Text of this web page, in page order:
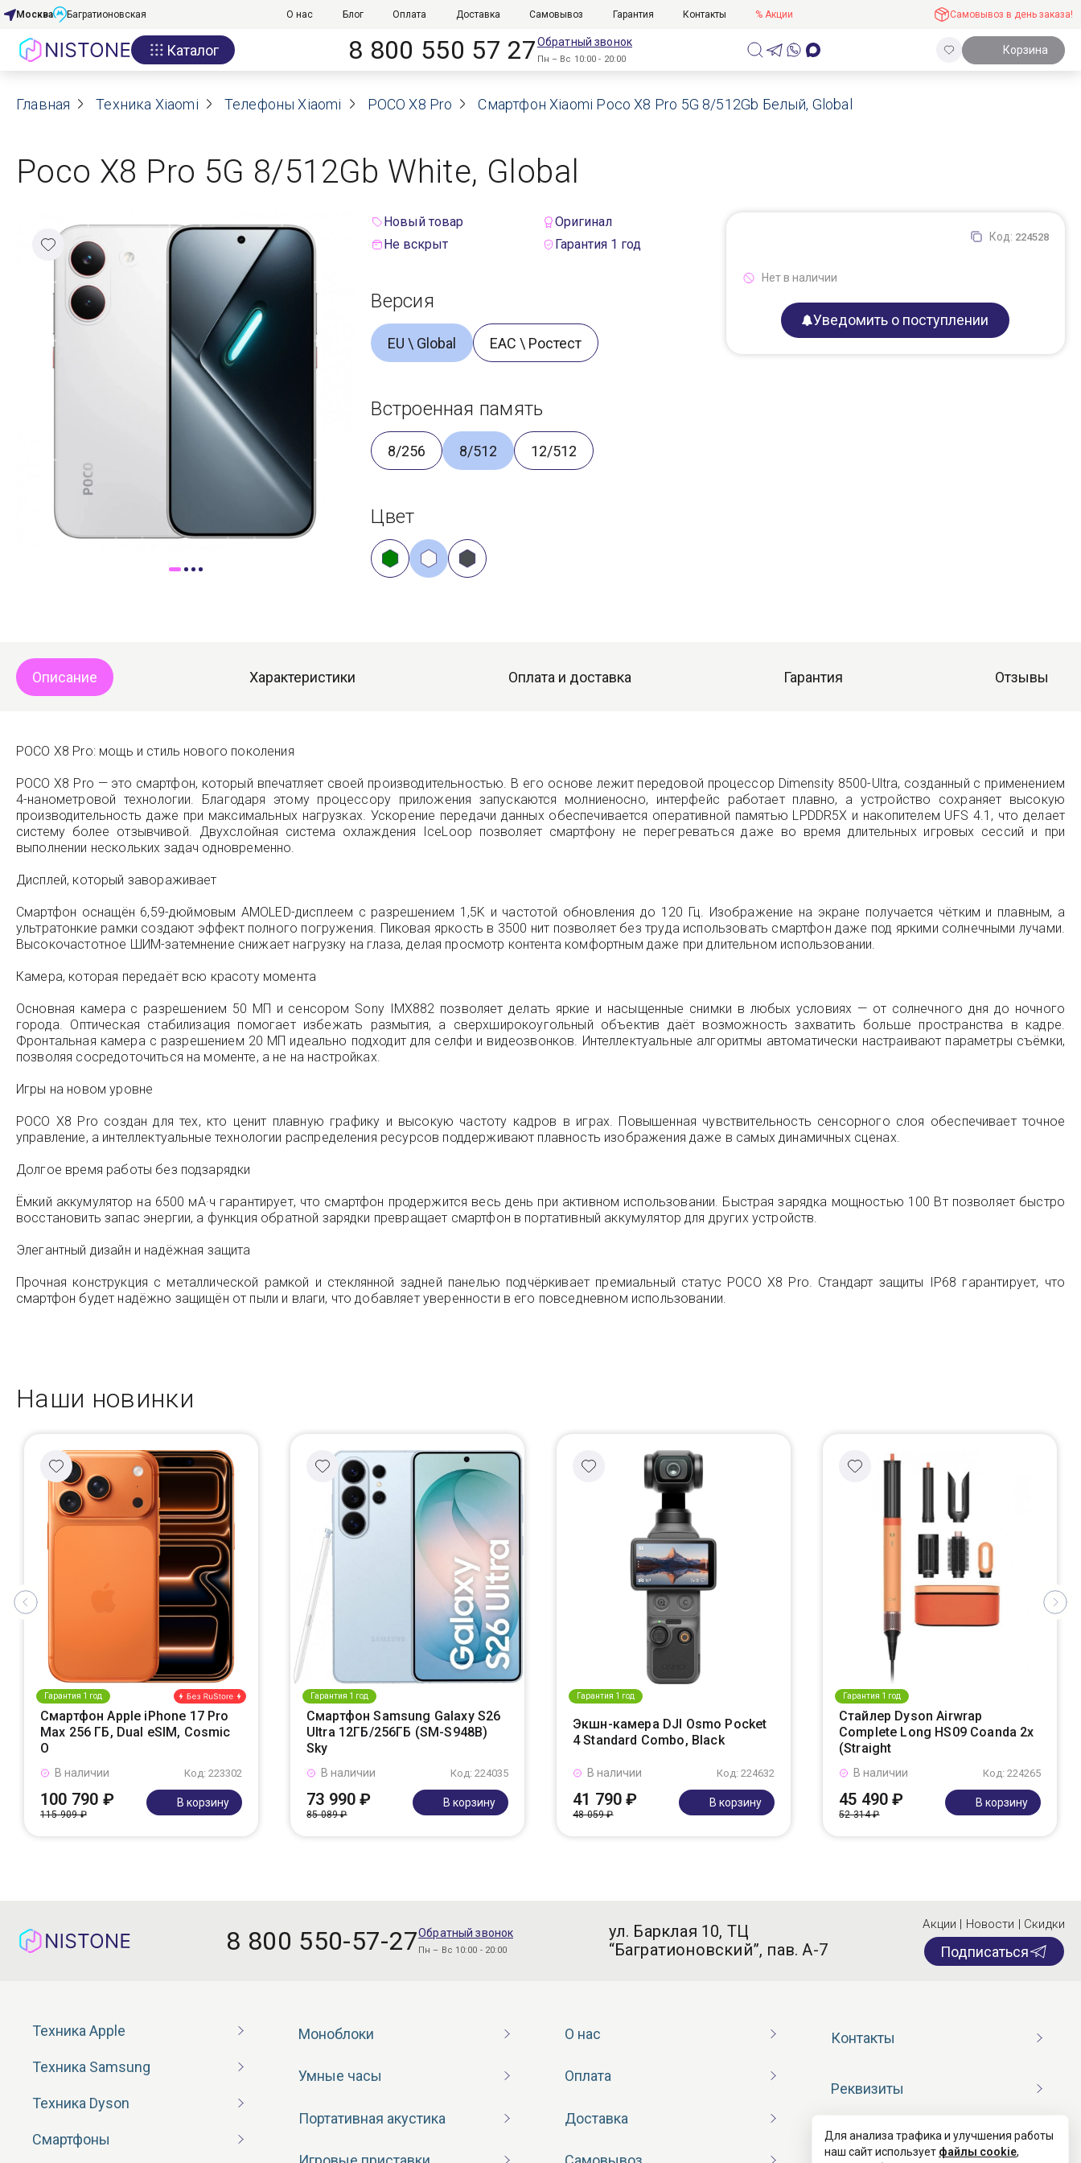
Акции
О нас
Реквизиты
Контакты
Гарантия
Trade-In
Москва Багратионовская О нас Блог Оплата Доставка Самовывоз Гарантия Контакты % Акции Самовывоз в день заказа!
Каталог 8 800 550 57 27Обратный звонок
Пн – Вс 10:00 - 20:00
Корзина
Главная Техника Xiaomi Телефоны Xiaomi POCO X8 Pro Смартфон Xiaomi Poco X8 Pro 5G 8/512Gb Белый, Global
Poco X8 Pro 5G 8/512Gb White, Global
Новый товар
Оригинал
Не вскрыт
Гарантия 1 год
Версия
EU \ Global ЕАС \ Ростест
Встроенная память
8/256 8/512 12/512
Цвет
Код: 224528
Нет в наличии
Уведомить о поступлении
Описание Характеристики Оплата и доставка Гарантия Отзывы
POCO X8 Pro: мощь и стиль нового поколения
POCO X8 Pro — это смартфон, который впечатляет своей производительностью. В его основе лежит передовой процессор Dimensity 8500-Ultra, созданный с применением
4-нанометровой технологии. Благодаря этому процессору приложения запускаются молниеносно, интерфейс работает плавно, а устройство сохраняет высокую
производительность даже при максимальных нагрузках. Ускорение передачи данных обеспечивается оперативной памятью LPDDR5X и накопителем UFS 4.1, что делает
систему более отзывчивой. Двухслойная система охлаждения IceLoop позволяет смартфону не перегреваться даже во время длительных игровых сессий и при
выполнении нескольких задач одновременно.
Дисплей, который завораживает
Смартфон оснащён 6,59-дюймовым AMOLED-дисплеем с разрешением 1,5K и частотой обновления до 120 Гц. Изображение на экране получается чётким и плавным, а
ультратонкие рамки создают эффект полного погружения. Пиковая яркость в 3500 нит позволяет без труда использовать смартфон даже под яркими солнечными лучами.
Высокочастотное ШИМ-затемнение снижает нагрузку на глаза, делая просмотр контента комфортным даже при длительном использовании.
Камера, которая передаёт всю красоту момента
Основная камера с разрешением 50 МП и сенсором Sony IMX882 позволяет делать яркие и насыщенные снимки в любых условиях — от солнечного дня до ночного
города. Оптическая стабилизация помогает избежать размытия, а сверхширокоугольный объектив даёт возможность захватить больше пространства в кадре.
Фронтальная камера с разрешением 20 МП идеально подходит для селфи и видеозвонков. Интеллектуальные алгоритмы автоматически настраивают параметры съёмки,
позволяя сосредоточиться на моменте, а не на настройках.
Игры на новом уровне
POCO X8 Pro создан для тех, кто ценит плавную графику и высокую частоту кадров в играх. Повышенная чувствительность сенсорного слоя обеспечивает точное
управление, а интеллектуальные технологии распределения ресурсов поддерживают плавность изображения даже в самых динамичных сценах.
Долгое время работы без подзарядки
Ёмкий аккумулятор на 6500 мА·ч гарантирует, что смартфон продержится весь день при активном использовании. Быстрая зарядка мощностью 100 Вт позволяет быстро
восстановить запас энергии, а функция обратной зарядки превращает смартфон в портативный аккумулятор для других устройств.
Элегантный дизайн и надёжная защита
Прочная конструкция с металлической рамкой и стеклянной задней панелью подчёркивает премиальный статус POCO X8 Pro. Стандарт защиты IP68 гарантирует, что
смартфон будет надёжно защищён от пыли и влаги, что добавляет уверенности в его повседневном использовании.
Наши новинки
Гарантия 1 год
Смартфон Apple iPhone 17 Pro
Max 256 ГБ, Dual eSIM, Cosmic
O
Код: 223302
В наличии
100 790 ₽
115 909 ₽
В корзину
Гарантия 1 год
Смартфон Samsung Galaxy S26
Ultra 12ГБ/256ГБ (SM-S948B)
Sky
Код: 224035
В наличии
73 990 ₽
85 089 ₽
В корзину
Гарантия 1 год
Экшн-камера DJI Osmo Pocket
4 Standard Combo, Black
Код: 224632
В наличии
41 790 ₽
48 059 ₽
В корзину
Гарантия 1 год
Стайлер Dyson Airwrap
Complete Long HS09 Coanda 2x
(Straight
Код: 224265
В наличии
45 490 ₽
52 314 ₽
В корзину
8 800 550-57-27Обратный звонок
Пн – Вс 10:00 - 20:00
ул. Барклая 10, ТЦ
“Багратионовский”, пав. А-7
Акции | Новости | Скидки
Подписаться
Техника Apple
Техника Samsung
Техника Dyson
Смартфоны
Моноблоки
Умные часы
Портативная акустика
О нас
Оплата
Доставка
Контакты
Реквизиты
Договор оферты
Для анализа трафика и улучшения работы
наш сайт использует файлы cookie,